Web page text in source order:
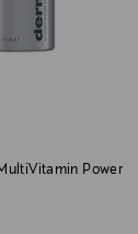
Power